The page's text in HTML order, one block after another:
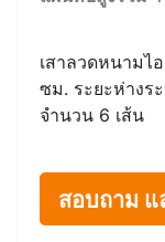
เสาลวดหนามไ
ซม. ระยะห่างร
จำนวน 6 เส้น
สอบถาม แ